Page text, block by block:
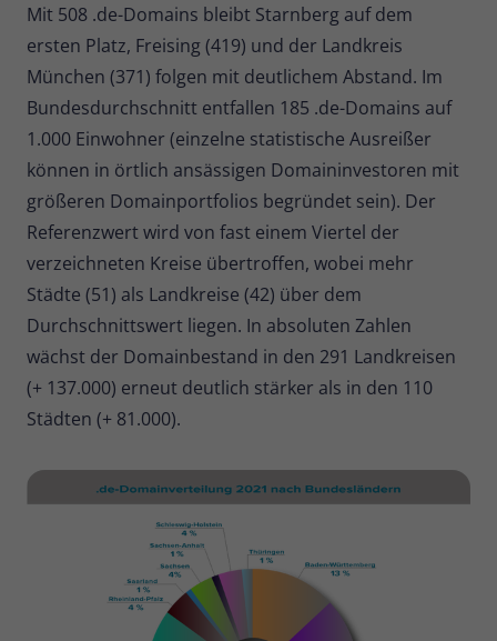
Mit 508 .de-Domains bleibt Starnberg auf dem
ersten Platz, Freising (419) und der Landkreis
München (371) folgen mit deutlichem Abstand. Im
Bundesdurchschnitt entfallen 185 .de-Domains auf
1.000 Einwohner (einzelne statistische Ausreißer
können in örtlich ansässigen Domaininvestoren mit
größeren Domainportfolios begründet sein). Der
Referenzwert wird von fast einem Viertel der
verzeichneten Kreise übertroffen, wobei mehr
Städte (51) als Landkreise (42) über dem
Durchschnittswert liegen. In absoluten Zahlen
wächst der Domainbestand in den 291 Landkreisen
(+ 137.000) erneut deutlich stärker als in den 110
Städten (+ 81.000).